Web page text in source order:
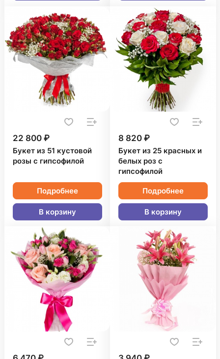
22 800 ₽
Букет из 51 кустовой
розы с гипсофилой
Подробнее
В корзину
8 820 ₽
Букет из 25 красных и
белых роз с
гипсофилой
Подробнее
В корзину